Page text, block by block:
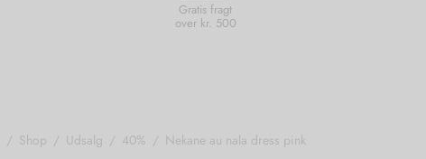
Gratis fragt
over kr. 500
/ Shop / Udsalg / 40% / Nekane au nala dress pink